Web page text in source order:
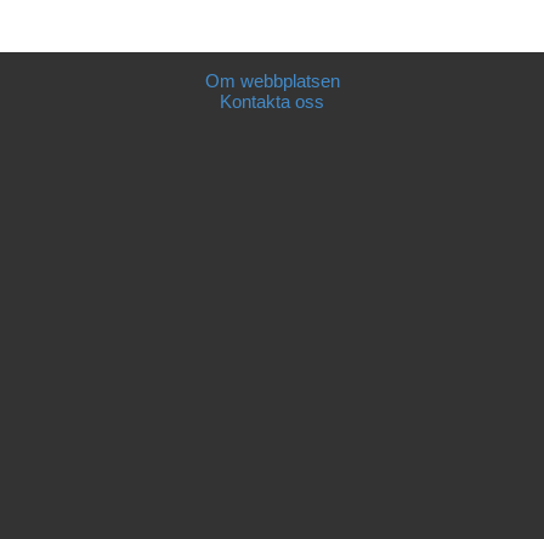
Om webbplatsen
Kontakta oss